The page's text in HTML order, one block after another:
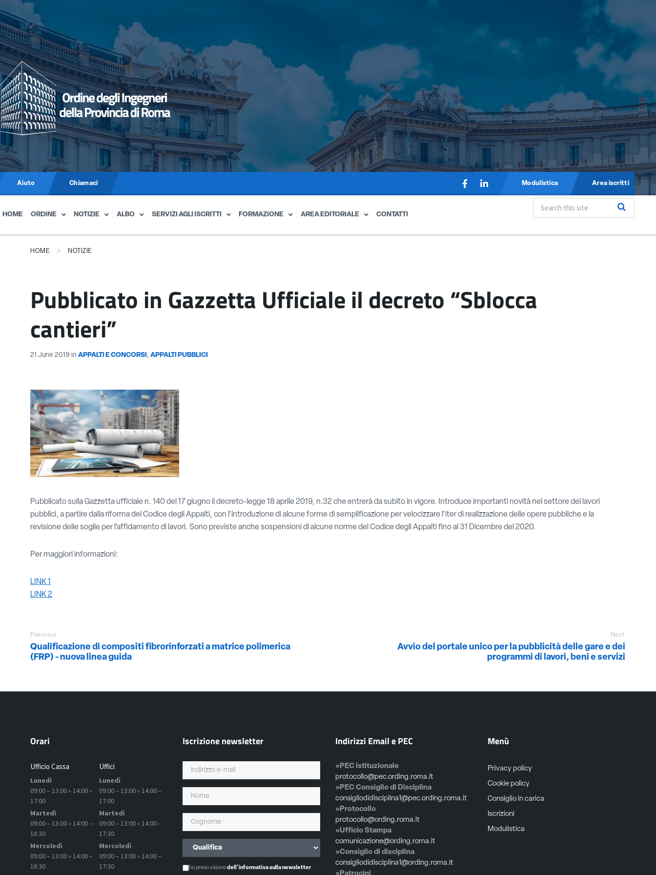
Aiuto Chiamaci Modulistica Area iscritti
HOME ORDINE NOTIZIE ALBO SERVIZI AGLI ISCRITTI FORMAZIONE AREA EDITORIALE CONTATTI
HOME NOTIZIE
Pubblicato in Gazzetta Ufficiale il decreto “Sblocca
cantieri”
21 June 2019 in APPALTI E CONCORSI, APPALTI PUBBLICI
Pubblicato sulla Gazzetta ufficiale n. 140 del 17 giugno il decreto-legge 18 aprile 2019, n.32 che entrerà da subito in vigore. Introduce importanti novità nel settore dei lavori
pubblici, a partire dalla riforma del Codice degli Appalti, con l’introduzione di alcune forme di semplificazione per velocizzare l’iter di realizzazione delle opere pubbliche e la
revisione delle soglie per l’affidamento di lavori. Sono previste anche sospensioni di alcune norme del Codice degli Appalti fino al 31 Dicembre del 2020.
Per maggiori informazioni:
LINK 1
LINK 2
Previous
Qualificazione di compositi fibrorinforzati a matrice polimerica
(FRP) - nuova linea guida
Next
Avvio del portale unico per la pubblicità delle gare e dei
programmi di lavori, beni e servizi
Orari
Ufficio Cassa
Lunedì
09:00 – 13:00 » 14:00 –
17:00
Martedì
09:00 – 13:00 » 14:00 –
18:30
Mercoledì
09:00 – 13:00 » 14:00 –
18:30
Uffici
Lunedì
09:00 – 13:00 » 14:00 –
17:00
Martedì
09:00 – 13:00 » 14:00 –
17:30
Mercoledì
09:00 – 13:00 » 14:00 –
17:30
Iscrizione newsletter
ho preso visionedell'informativa sulla newsletter
Indirizzi Email e PEC
»PEC istituzionale
protocollo@pec.ording.roma.it
»PEC Consiglio di Disciplina
consigliodidisciplina1@pec.ording.roma.it
»Protocollo
protocollo@ording.roma.it
»Ufficio Stampa
comunicazione@ording.roma.it
»Consiglio di disciplina
consigliodidisciplina1@ording.roma.it
Menù
Privacy policy
Cookie policy
Consiglio in carica
Iscrizioni
Modulistica